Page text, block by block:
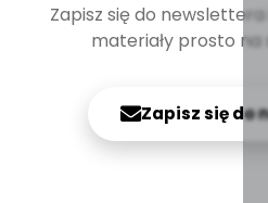
Zapisz się do
materiały prosto na
Zapisz się do